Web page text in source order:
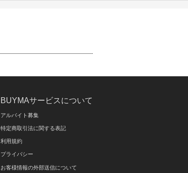
BUYMAサービスについて
アルバイト募集
特定商取引法に関する表記
利用規約
プライバシー
お客様情報の外部送信について